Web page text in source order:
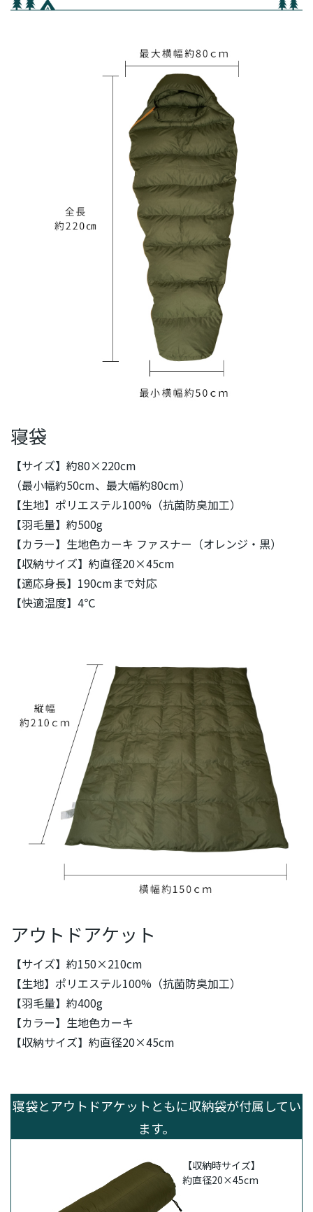
寝袋
【サイズ】約80×220cm
（最小幅約50cm、最大幅約80cm）
【生地】ポリエステル100%（抗菌防臭加工）
【羽毛量】約500g
【カラー】生地色カーキ ファスナー（オレンジ・黒）
【収納サイズ】約直径20×45cm
【適応身長】190cmまで対応
【快適温度】4℃
アウトドアケット
【サイズ】約150×210cm
【生地】ポリエステル100%（抗菌防臭加工）
【羽毛量】約400g
【カラー】生地色カーキ
【収納サイズ】約直径20×45cm
寝袋とアウトドアケットともに収納袋が付属してい
ます。
【収納時サイズ】
約直径20×45cm